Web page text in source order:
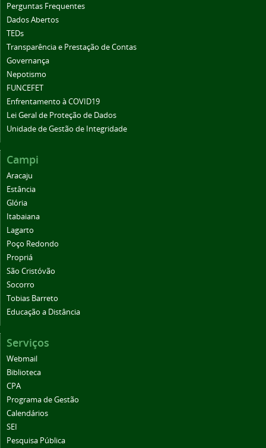
Perguntas Frequentes
Dados Abertos
TEDs
Transparência e Prestação de Contas
Governança
Nepotismo
FUNCEFET
Enfrentamento à COVID19
Lei Geral de Proteção de Dados
Unidade de Gestão de Integridade
Campi
Aracaju
Estância
Glória
Itabaiana
Lagarto
Poço Redondo
Propriá
São Cristóvão
Socorro
Tobias Barreto
Educação a Distância
Serviços
Webmail
Biblioteca
CPA
Programa de Gestão
Calendários
SEI
Pesquisa Pública